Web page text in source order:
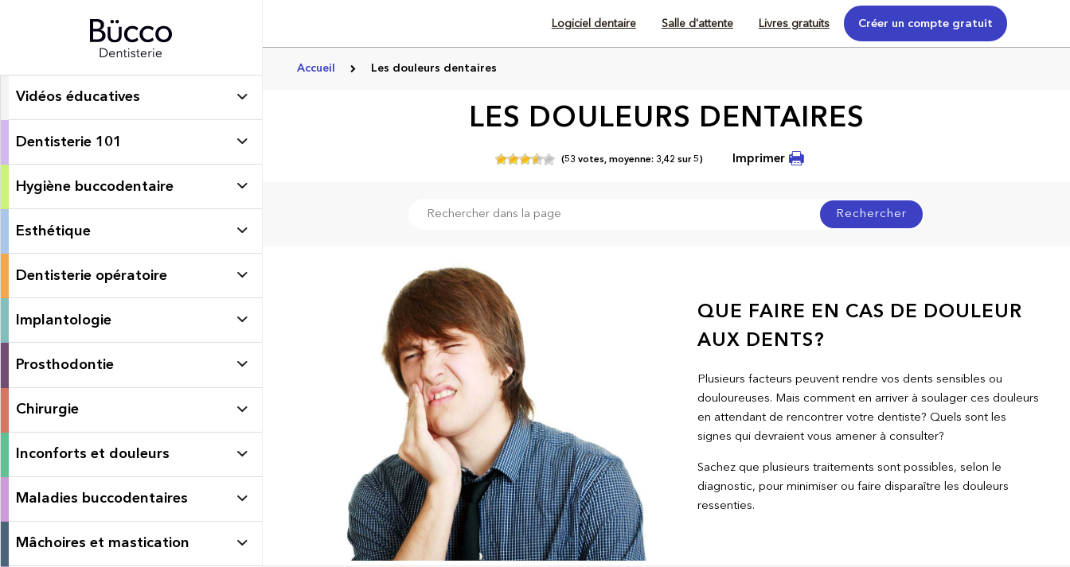
Logiciel dentaire Salle d'attente Livres gratuits Créer un compte gratuit
Vidéos éducatives
Dentisterie 101
Hygiène buccodentaire
Esthétique
Dentisterie opératoire
Implantologie
Prosthodontie
Chirurgie
Inconforts et douleurs
Maladies buccodentaires
Mâchoires et mastication
Accueil Les douleurs dentaires
LES DOULEURS DENTAIRES
(53 votes,moyenne: 3,42 sur5) Imprimer
Rechercher
QUE FAIRE EN CAS DE DOULEUR
AUX DENTS?
Plusieurs facteurs peuvent rendre vos dents sensibles ou
douloureuses. Mais comment en arriver à soulager ces douleurs
en attendant de rencontrer votre dentiste? Quels sont les
signes qui devraient vous amener à consulter?
Sachez que plusieurs traitements sont possibles, selon le
diagnostic, pour minimiser ou faire disparaître les douleurs
ressenties.